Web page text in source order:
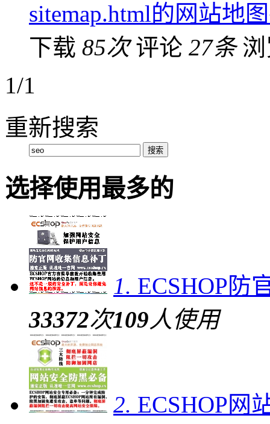
sitemap.html的网站地
下载 85次 评论 27条
1/1
重新搜索
选择使用最多的
1. ECSHOP防
33372次109人使用
2. ECSHOP网